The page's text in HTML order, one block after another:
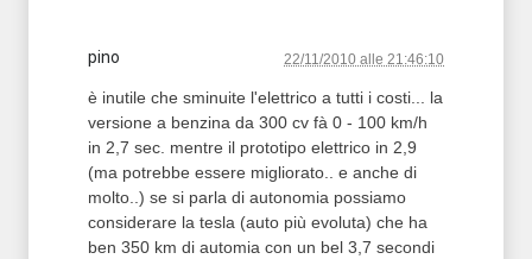
pino 22/11/2010 alle 21:46:10
è inutile che sminuite l'elettrico a tutti i costi... la
versione a benzina da 300 cv fà 0 - 100 km/h
in 2,7 sec. mentre il prototipo elettrico in 2,9
(ma potrebbe essere migliorato.. e anche di
molto..) se si parla di autonomia possiamo
considerare la tesla (auto più evoluta) che ha
ben 350 km di automia con un bel 3,7 secondi